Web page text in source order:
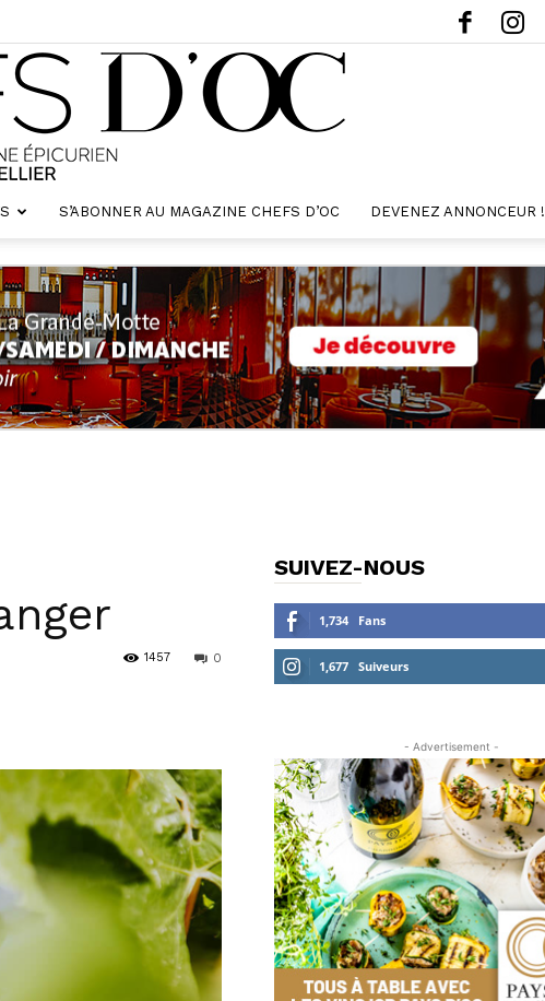
d'oc
S’ABONNER AU MAGAZINE CHEFS D’OC DEVENEZ ANNONCEUR !
0
1457
SUIVEZ-NOUS
1,734 Fans
1,677 Suiveurs
- Advertisement -